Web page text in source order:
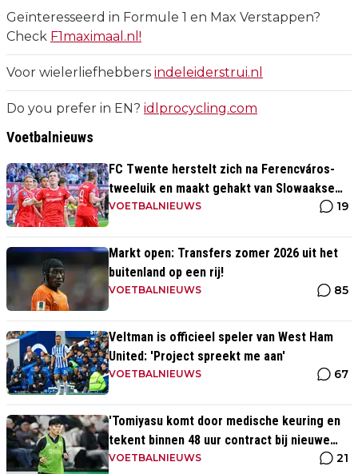
Geïnteresseerd in Formule 1 en Max Verstappen?
Check F1maximaal.nl!
Voor wielerliefhebbers indeleiderstrui.nl
Do you prefer in EN? idlprocycling.com
Voetbalnieuws
FC Twente herstelt zich na Ferencváros-
tweeluik en maakt gehakt van Slowaakse
opponent
VOETBALNIEUWS 19
Markt open: Transfers zomer 2026 uit het
buitenland op een rij!
VOETBALNIEUWS 85
Veltman is officieel speler van West Ham
United: 'Project spreekt me aan'
VOETBALNIEUWS 67
'Tomiyasu komt door medische keuring en
tekent binnen 48 uur contract bij nieuwe
club'
VOETBALNIEUWS 21